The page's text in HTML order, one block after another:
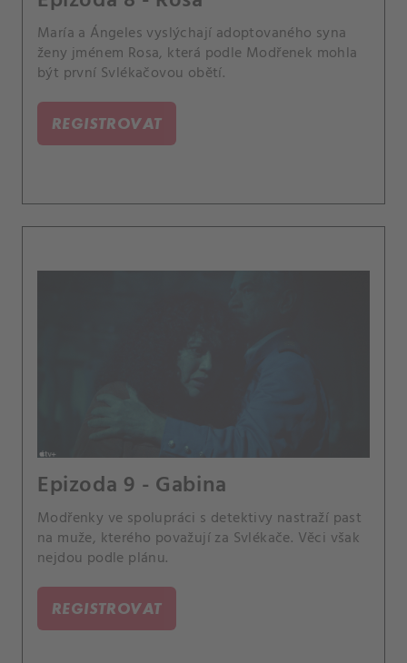
María a Ángeles vyslýchají adoptovaného syna
ženy jménem Rosa, která podle Modřenek mohla
být první Svlékačovou obětí.
REGISTROVAT
Epizoda 9 - Gabina
Modřenky ve spolupráci s detektivy nastraží past
na muže, kterého považují za Svlékače. Věci však
nejdou podle plánu.
REGISTROVAT